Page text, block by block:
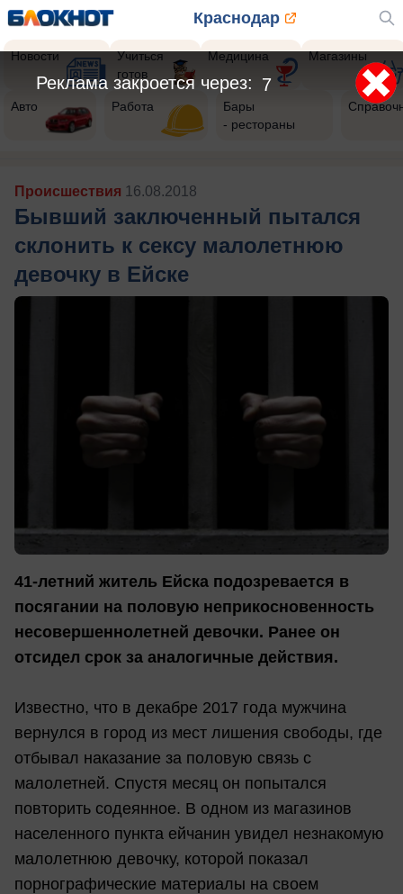
Краснодар
Новости
Учиться
готов
Медицина Магазины
Авто Работа
Бары
- рестораны
Происшествия 16.08.2018
Бывший заключенный пытался
склонить к сексу малолетнюю
девочку в Ейске
41-летний житель Ейска подозревается в
посягании на половую неприкосновенность
несовершеннолетней девочки. Ранее он
отсидел срок за аналогичные действия.
Известно, что в декабре 2017 года мужчина
вернулся в город из мест лишения свободы, где
отбывал наказание за половую связь с
малолетней. Спустя месяц он попытался
повторить содеянное. В одном из магазинов
населенного пункта ейчанин увидел незнакомую
малолетнюю девочку, которой показал
порнографические материалы на своем
5
Реклама закроется через: